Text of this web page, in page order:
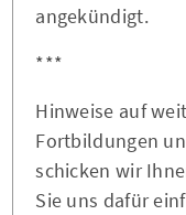
angekündigt.
***
Hinweise auf
Fortbildungen
schicken wir
Sie uns dafür